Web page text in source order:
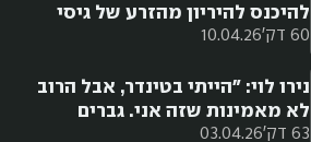
60 דק' 10.04.26
להיכנס להיריון מהזרע של גיסי
עמרי ז״ל ולכולם זה היה נראה
63 דק' 03.04.26
נירו לוי: "הייתי בטינדר, אבל הרוב
לא מאמינות שזה אני. גברים
אומרים לי 'אני מוכן לאסוף את